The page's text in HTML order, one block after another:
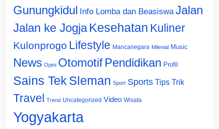
Gunungkidul Info Lomba dan Beasiswa Jalan
Jalan ke Jogja Kesehatan Kuliner
Kulonprogo Lifestyle Mancanegara Milenial Music
News Opini Otomotif Pendidikan Profil
Sains Tek Sleman Sport Sports Tips Trik
Travel Trend Uncategorized Video Wisata
Yogyakarta